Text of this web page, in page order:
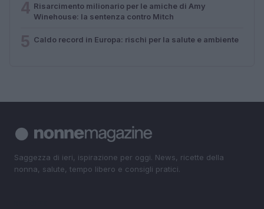
Risarcimento milionario per le amiche di Amy
Winehouse: la sentenza contro Mitch
Caldo record in Europa: rischi per la salute e ambiente
Saggezza di ieri, ispirazione per oggi. News, ricette della
nonna, salute, tempo libero e consigli pratici.